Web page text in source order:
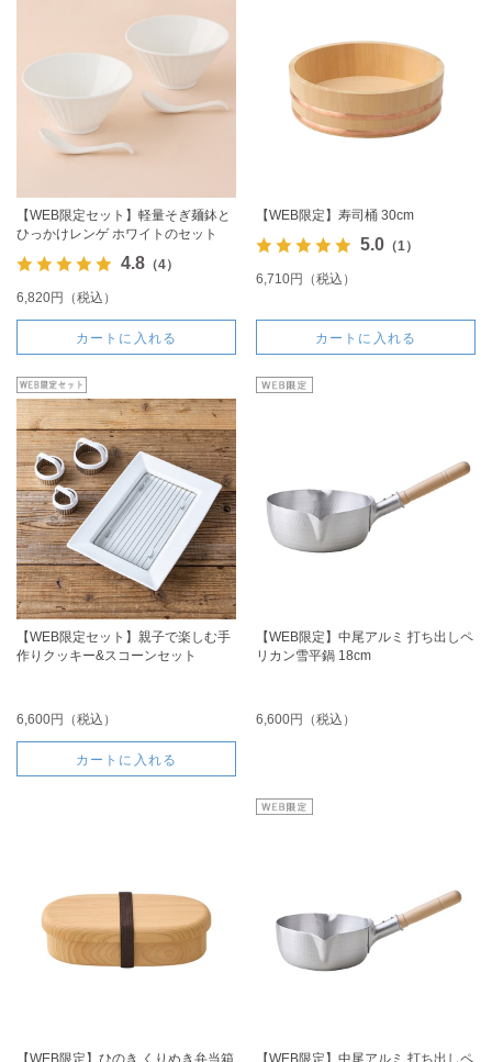
【WEB限定セット】軽量そぎ麺鉢と
ひっかけレンゲ ホワイトのセット
4.8（4）
6,820円（税込）
カートに入れる
【WEB限定】寿司桶 30cm
5.0（1）
6,710円（税込）
カートに入れる
【WEB限定セット】親子で楽しむ手
作りクッキー&スコーンセット
6,600円（税込）
カートに入れる
【WEB限定】中尾アルミ 打ち出しペ
リカン雪平鍋 18cm
6,600円（税込）
【WEB限定】ひのき くりぬき弁当箱 【WEB限定】中尾アルミ 打ち出しペ